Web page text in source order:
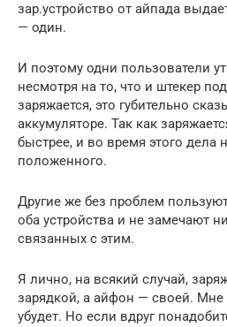
зар.устройство от айпада
— один.
И поэтому одни пользователи
несмотря на то, что и штекер
заряжается, это губительно
аккумуляторе. Так как
быстрее, и во время этого дела
положенного.
Другие же без проблем
оба устройства и не замечают
связанных с этим.
Я лично, на всякий случай,
зарядкой, а айфон — своей. Мне
убудет. Но если вдруг